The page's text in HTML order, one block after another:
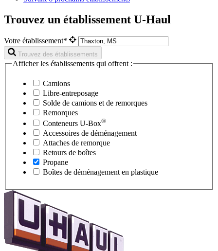
Trouvez un établissement U-Haul
Votre établissement*
Trouvez des établissements
Afficher les établissements qui offrent :
Camions
Libre-entreposage
Solde de camions et de remorques
Remorques
Conteneurs U-Box®
Accessoires de déménagement
Attaches de remorque
Retours de boîtes
Propane
Boîtes de déménagement en plastique